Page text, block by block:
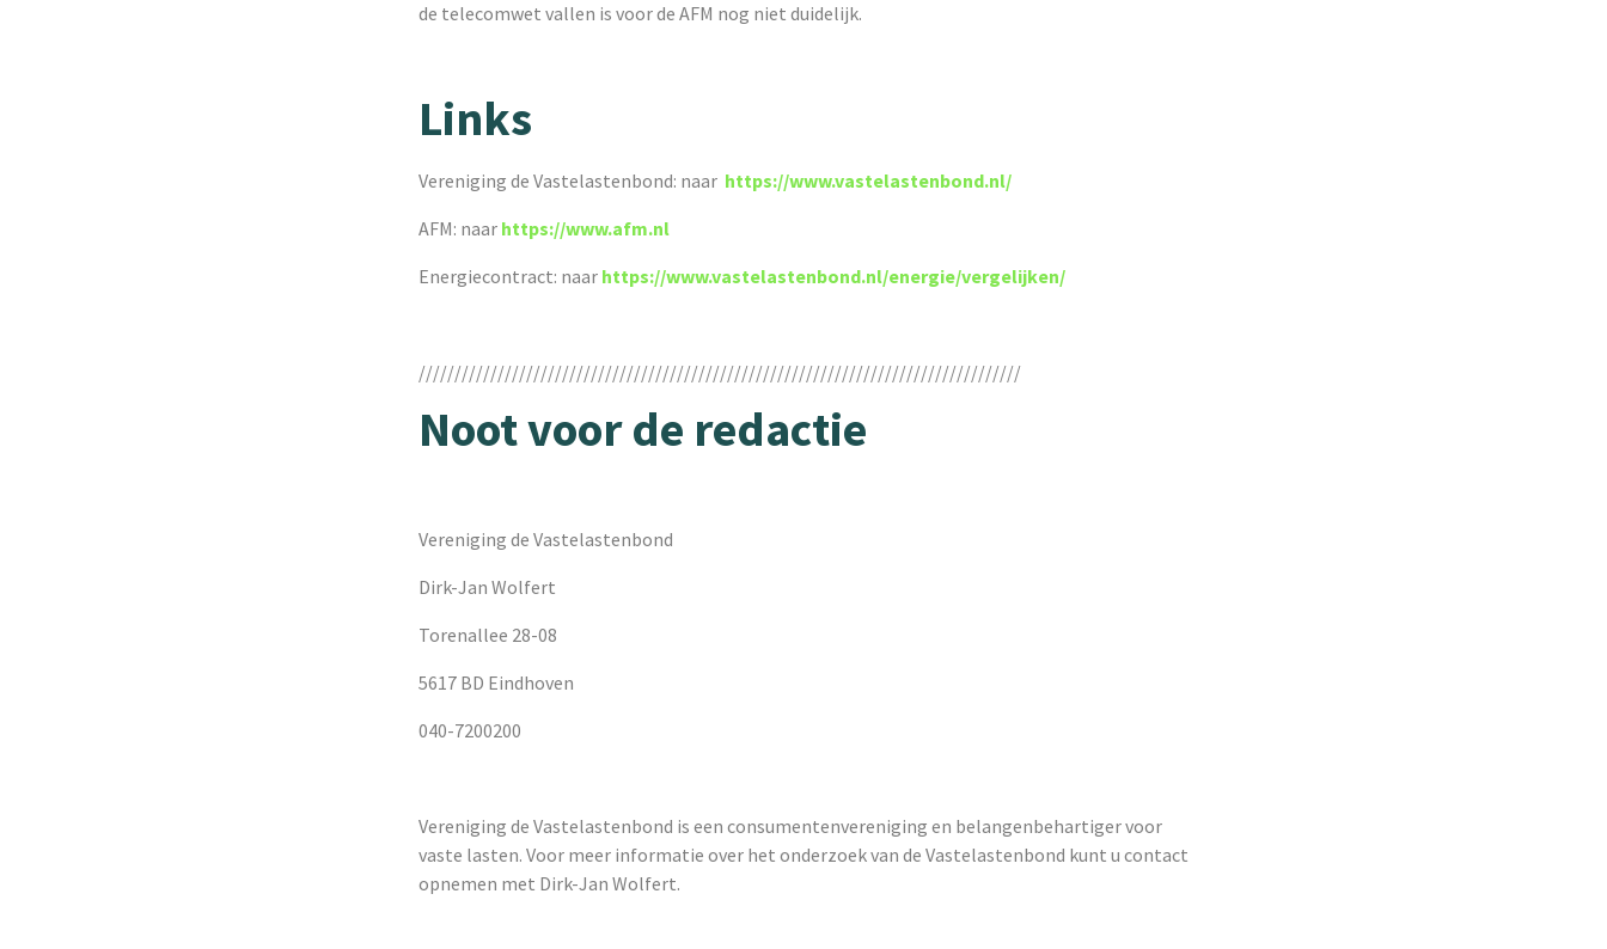
de telecomwet vallen is voor de AFM nog niet duidelijk.
Links
Vereniging de Vastelastenbond: naar https://www.vastelastenbond.nl/
AFM: naar https://www.afm.nl
Energiecontract: naar https://www.vastelastenbond.nl/energie/vergelijken/
////////////////////////////////////////////////////////////////////////////////////
Noot voor de redactie
Vereniging de Vastelastenbond
Dirk-Jan Wolfert
Torenallee 28-08
5617 BD Eindhoven
040-7200200
Vereniging de Vastelastenbond is een consumentenvereniging en belangenbehartiger voor
vaste lasten. Voor meer informatie over het onderzoek van de Vastelastenbond kunt u contact
opnemen met Dirk-Jan Wolfert.